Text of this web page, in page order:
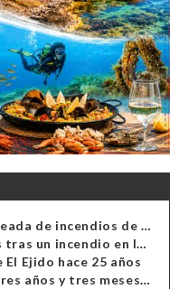
Detenido el autor de una oleada de incendios de contenedores en Almería
Madre e hijo hospitalizados tras un incendio en la cocina de una vivienda en Almería
Ejido hace 25 años
Confirmada la condena de tres años y tres meses al hombre de Antas acusado de xenofobia